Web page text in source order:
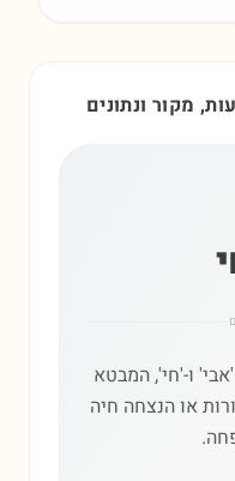
מקור ונתונים
ו-'חי', המבטא
או הנצחה חיה